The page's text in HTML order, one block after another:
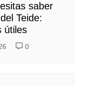
saber
Teide:
útiles
0